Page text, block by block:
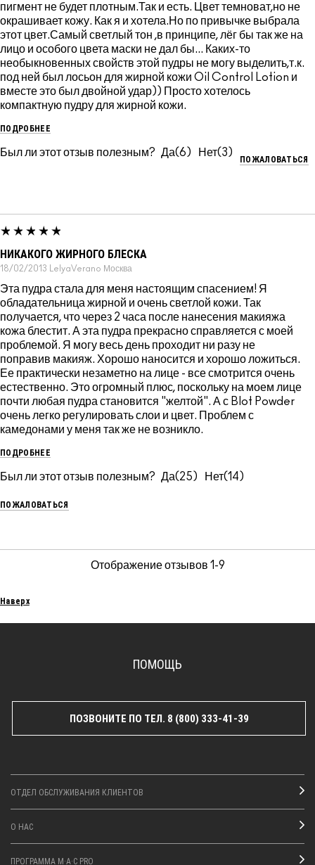
пигмент не будет плотным.Так и есть. Цвет темноват,но не
окрашивает кожу. Как я и хотела.Но по привычке выбрала
этот цвет.Самый светлый тон ,в принципе, лёг бы так же на
лицо и особого цвета маски не дал бы... Каких-то
необыкновенных свойств этой пудры не могу выделить,т.к.
под ней был лосьон для жирной кожи Oil Control Lotion и
вместе это был двойной удар)) Просто хотелось
компактную пудру для жирной кожи.
ПОДРОБНЕЕ
Был ли этот отзыв полезным? 6 3
ПОЖАЛОВАТЬСЯ
НИКАКОГО ЖИРНОГО БЛЕСКА
18/02/2013 LelyaVerano Москва
Эта пудра стала для меня настоящим спасением! Я
обладательница жирной и очень светлой кожи. Так
получается, что через 2 часа после нанесения макияжа
кожа блестит. А эта пудра прекрасно справляется с моей
проблемой. Я могу весь день проходит ни разу не
поправив макияж. Хорошо наносится и хорошо ложиться.
Ее практически незаметно на лице - все смотрится очень
естественно. Это огромный плюс, поскольку на моем лице
почти любая пудра становится "желтой". А с Blot Powder
очень легко регулировать слои и цвет. Проблем с
камедонами у меня так же не возникло.
ПОДРОБНЕЕ
Был ли этот отзыв полезным? 25 14
ПОЖАЛОВАТЬСЯ
Отображение отзывов 1-9
Наверх
ПОМОЩЬ
ПОЗВОНИТЕ ПО ТЕЛ. 8 (800) 333-41-39
ОТДЕЛ ОБСЛУЖИВАНИЯ КЛИЕНТОВ
О НАС
ПРОГРАММА M·A·C PRO